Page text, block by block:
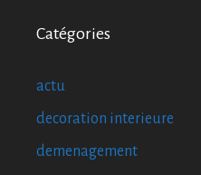
Catégories
actu
decoration interieure
demenagement